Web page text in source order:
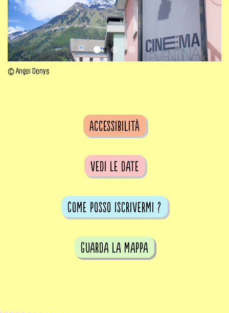
© Angel Denys
Accessibilità
vedi le date
Come posso iscrivermi ?
guarda la mappa